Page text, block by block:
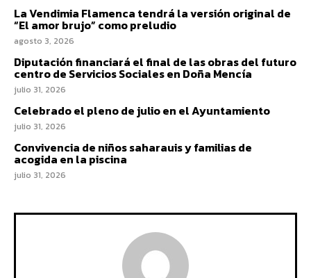
La Vendimia Flamenca tendrá la versión original de
“El amor brujo” como preludio
agosto 3, 2026
Diputación financiará el final de las obras del futuro
centro de Servicios Sociales en Doña Mencía
julio 31, 2026
Celebrado el pleno de julio en el Ayuntamiento
julio 31, 2026
Convivencia de niños saharauis y familias de
acogida en la piscina
julio 31, 2026